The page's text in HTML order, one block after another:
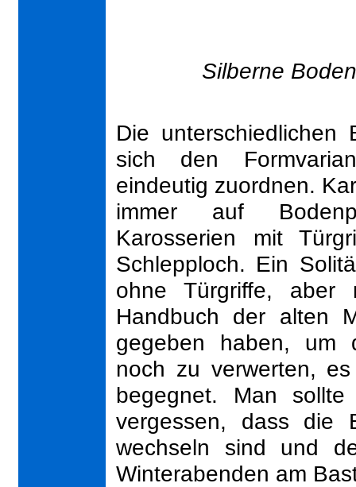
Silberne
Die unterschiedlichen
sich den
eindeutig zuordnen.
immer auf
Karosserien mit
Schlepploch. Ein
ohne Türgriffe,
Handbuch der alten
gegeben haben, um
noch zu verwerten,
begegnet. Man
vergessen, dass die
wechseln sind und
Winterabenden am